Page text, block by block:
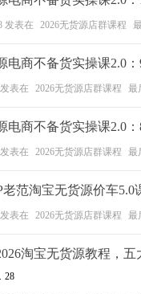
发表在 2026无货源店群课程
电商不备货实操课2.0
发表在 2026无货源店群课程 最
电商不备货实操课2.0
发表在 2026无货源店群课程 最
老范淘宝无货源价车
发表在 2026无货源店群课程 最
淘宝无货源教程，
28